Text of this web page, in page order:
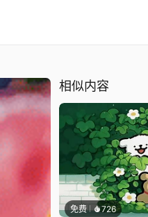
相似内容
免费 726